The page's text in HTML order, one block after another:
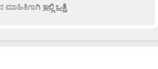
ಮಾಹಿತಿಗಾಗಿಇಲ್ಲಿ ಒತ್ತಿ.